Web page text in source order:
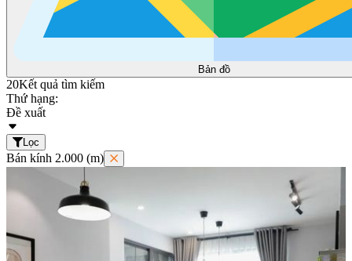
Bản đồ
20Kết quả tìm kiếm
Thứ hạng:
Đề xuất
Lọc
Bán kính 2.000 (m)